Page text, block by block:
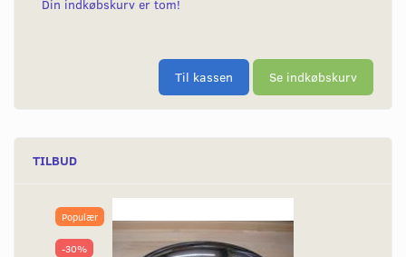
Din indkøbskurv er tom!
Til kassen Se indkøbskurv
TILBUD
Populær
-30%